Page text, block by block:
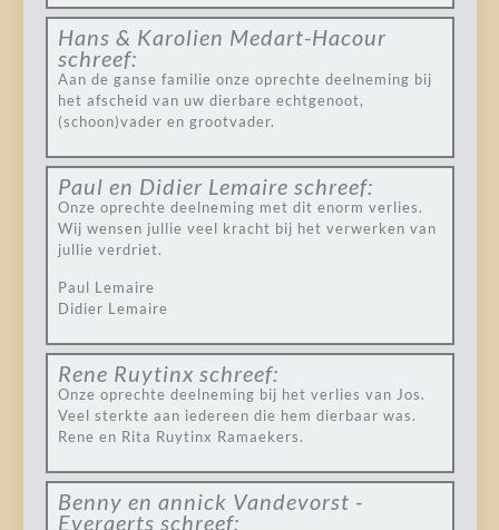
Hans & Karolien Medart-Hacour
schreef:
Aan de ganse familie onze oprechte deelneming bij
het afscheid van uw dierbare echtgenoot,
(schoon)vader en grootvader.
Paul en Didier Lemaire schreef:
Onze oprechte deelneming met dit enorm verlies.
Wij wensen jullie veel kracht bij het verwerken van
jullie verdriet.
Paul Lemaire
Didier Lemaire
Rene Ruytinx schreef:
Onze oprechte deelneming bij het verlies van Jos.
Veel sterkte aan iedereen die hem dierbaar was.
Rene en Rita Ruytinx Ramaekers.
Benny en annick Vandevorst -
Everaerts schreef: